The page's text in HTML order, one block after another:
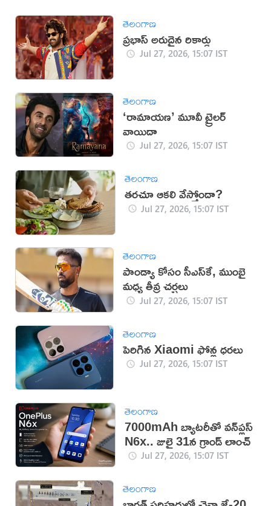
తెలంగాణ
ప్రభాస్ అరుదైన రికార్డు
Jul 27, 2026, 15:07 IST
తెలంగాణ
‘రామాయణ’ మూవీ ట్రైలర్
వాయిదా
Jul 27, 2026, 15:07 IST
తెలంగాణ
తరచూ ఆకలి వేస్తోందా?
Jul 27, 2026, 15:07 IST
తెలంగాణ
పాండ్యా కోసం సీఎస్‌కే, ముంబై
మధ్య తీవ్ర చర్చలు
Jul 27, 2026, 15:07 IST
తెలంగాణ
పెరిగిన Xiaomi ఫోన్ల ధరలు
Jul 27, 2026, 15:07 IST
తెలంగాణ
7000mAh బ్యాటరీతో వన్‌ప్లస్
N6x.. జులై 31న గ్రాండ్ లాంచ్
Jul 27, 2026, 15:07 IST
తెలంగాణ